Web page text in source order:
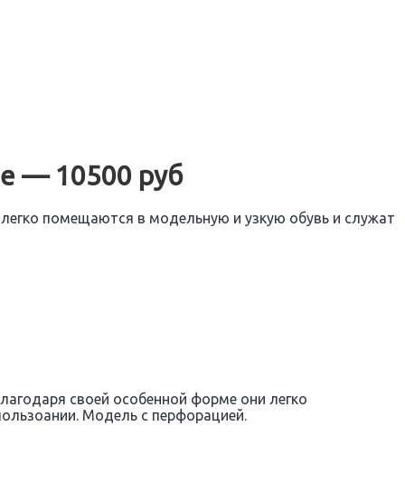
— 10500 руб
помещаются в модельную и узкую обувь и служат
своей особенной форме они легко
Модель с перфорацией.